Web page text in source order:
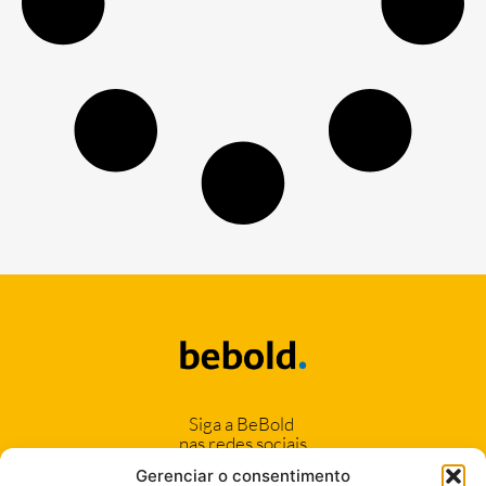
Gerenciar o consentimento
Siga a BeBold
nas redes sociais